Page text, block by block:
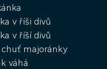
v říši divů
v říší divů
chuť majoránky
váhá